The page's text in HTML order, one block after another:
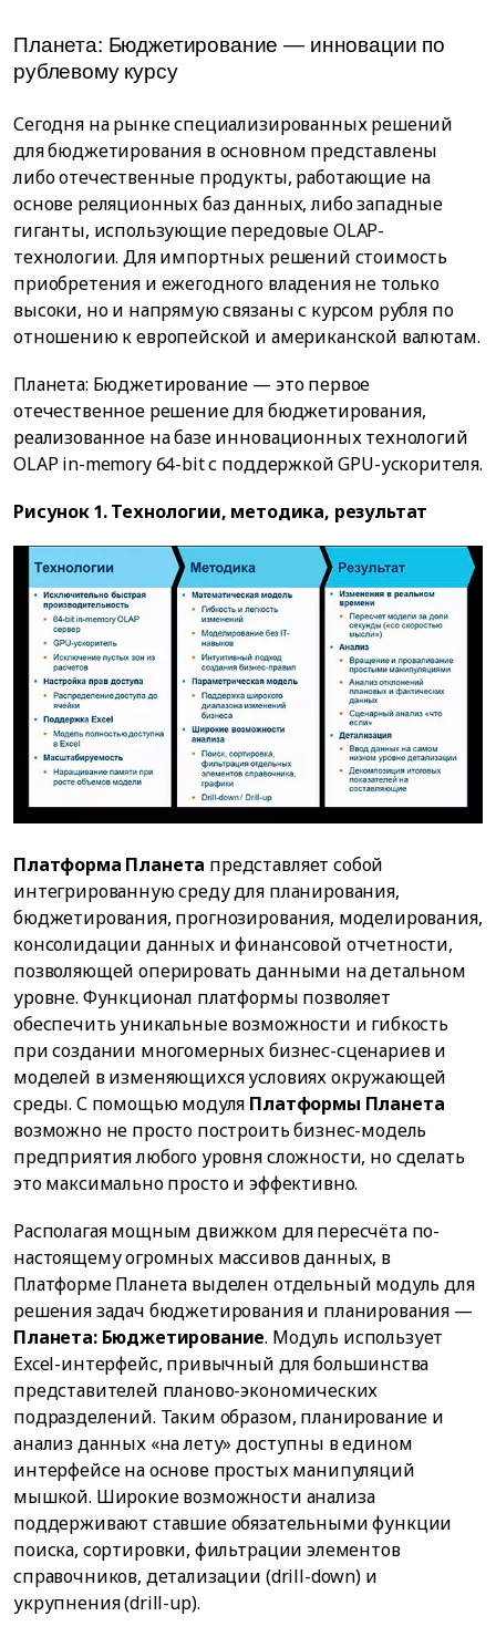
Планета: Бюджетирование — инновации по
рублевому курсу
Сегодня на рынке специализированных решений
для бюджетирования в основном представлены
либо отечественные продукты, работающие на
основе реляционных баз данных, либо западные
гиганты, использующие передовые OLAP-
технологии. Для импортных решений стоимость
приобретения и ежегодного владения не только
высоки, но и напрямую связаны с курсом рубля по
отношению к европейской и американской валютам.
Планета: Бюджетирование — это первое
отечественное решение для бюджетирования,
реализованное на базе инновационных технологий
OLAP in-memory 64-bit с поддержкой GPU-ускорителя.
Рисунок 1. Технологии, методика, результат
Платформа Планета представляет собой
интегрированную среду для планирования,
бюджетирования, прогнозирования, моделирования,
консолидации данных и финансовой отчетности,
позволяющей оперировать данными на детальном
уровне. Функционал платформы позволяет
обеспечить уникальные возможности и гибкость
при создании многомерных бизнес-сценариев и
моделей в изменяющихся условиях окружающей
среды. С помощью модуля Платформы Планета
возможно не просто построить бизнес-модель
предприятия любого уровня сложности, но сделать
это максимально просто и эффективно.
Располагая мощным движком для пересчёта по-
настоящему огромных массивов данных, в
Платформе Планета выделен отдельный модуль для
решения задач бюджетирования и планирования —
Планета: Бюджетирование. Модуль использует
Excel-интерфейс, привычный для большинства
представителей планово-экономических
подразделений. Таким образом, планирование и
анализ данных «на лету» доступны в едином
интерфейсе на основе простых манипуляций
мышкой. Широкие возможности анализа
поддерживают ставшие обязательными функции
поиска, сортировки, фильтрации элементов
справочников, детализации (drill-down) и
укрупнения (drill-up).